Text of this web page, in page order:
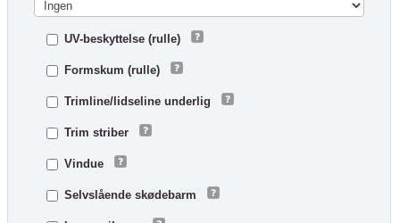
UV-beskyttelse (rulle)
Formskum (rulle)
Trimline/lidseline underlig
Trim striber
Vindue
Selvslående skødebarm